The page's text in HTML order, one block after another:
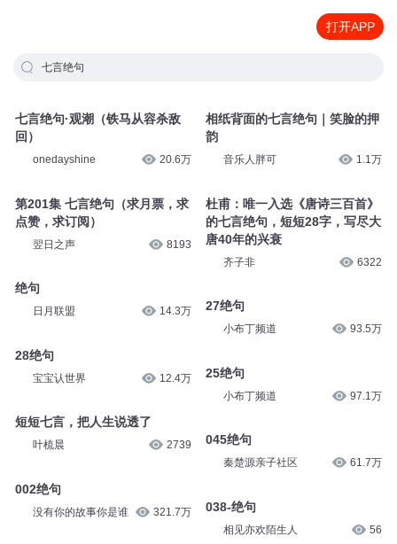
打开APP
七言绝句
七言绝句·观潮（铁马从容杀敌
回）
onedayshine 20.6万
第201集 七言绝句（求月票，求
点赞，求订阅）
翌日之声 8193
绝句
日月联盟 14.3万
28绝句
宝宝认世界 12.4万
短短七言，把人生说透了
叶梳晨 2739
002绝句
没有你的故事你是谁 321.7万
相纸背面的七言绝句｜笑脸的押
韵
音乐人胖可 1.1万
杜甫：唯一入选《唐诗三百首》
的七言绝句，短短28字，写尽大
唐40年的兴衰
齐子非 6322
27绝句
小布丁频道 93.5万
25绝句
小布丁频道 97.1万
045绝句
秦楚源亲子社区 61.7万
038-绝句
相见亦欢陌生人 56